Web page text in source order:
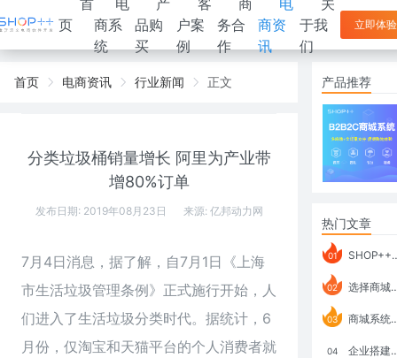
首
页
电
商系
统
产
品购
买
客
户案
例
商
务合
作
电
商资
讯
关
于我
们
立即体验
首页 电商资讯 行业新闻 正文
分类垃圾桶销量增长 阿里为产业带
增80%订单
发布日期: 2019年08月23日 来源: 亿邦动力网
7月4日消息，据了解，自7月1日《上海
市生活垃圾管理条例》正式施行开始，人
们进入了生活垃圾分类时代。据统计，6
月份，仅淘宝和天猫平台的个人消费者就
产品推荐
热门文章
01 SHOP++ B2B2C V9.1 全新发布 新亮点
02 选择商城系统要考虑哪些问题？
03 商城系统如何打通跨境电商模式？
04 企业搭建积分商城系统要注意什么？